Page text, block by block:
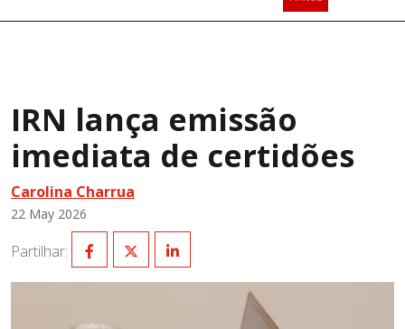
IRN lança emissão
imediata de certidões
Carolina Charrua
22 May 2026
Partilhar: